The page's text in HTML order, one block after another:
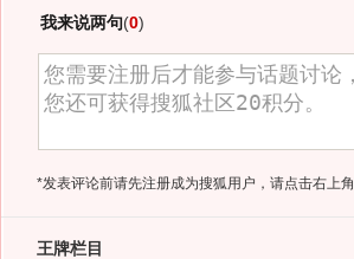
我来说两句(0)
*发表评论前请先注册成为搜狐用户，请点击右上角
王牌栏目